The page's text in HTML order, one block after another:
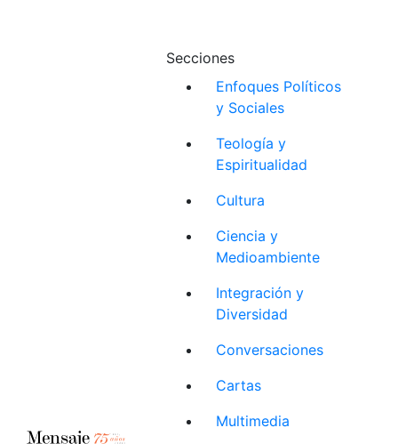
Secciones
Enfoques Políticos
y Sociales
Teología y
Espiritualidad
Cultura
Ciencia y
Medioambiente
Integración y
Diversidad
Conversaciones
Cartas
Multimedia